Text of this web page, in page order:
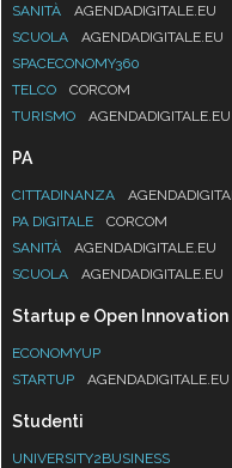
SANITÀ
AGENDADIGITALE.EU
SCUOLA
AGENDADIGITALE.EU
SPACECONOMY360
TELCO
CORCOM
TURISMO
AGENDADIGITALE.EU
PA
CITTADINANZA
PA DIGITALE
CORCOM
SANITÀ
AGENDADIGITALE.EU
SCUOLA
AGENDADIGITALE.EU
Startup e Open Innovation
ECONOMYUP
STARTUP
AGENDADIGITALE.EU
Studenti
UNIVERSITY2BUSINESS